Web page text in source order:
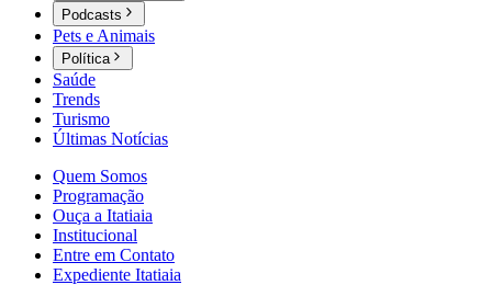
Podcasts
Pets e Animais
Política
Saúde
Trends
Turismo
Últimas Notícias
Quem Somos
Programação
Ouça a Itatiaia
Institucional
Entre em Contato
Expediente Itatiaia